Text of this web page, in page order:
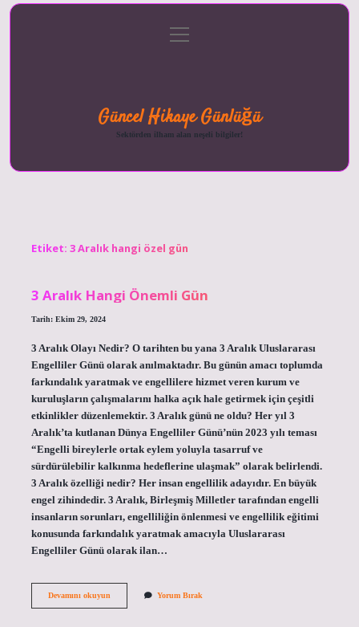
menüyü
aç
Güncel Hikaye Günlüğü
Sektörden ilham alan neşeli bilgiler!
Etiket: 3 Aralık hangi özel gün
3 Aralık Hangi Önemli Gün
Tarih: Ekim 29, 2024
3 Aralık Olayı Nedir? O tarihten bu yana 3 Aralık Uluslararası
Engelliler Günü olarak anılmaktadır. Bu günün amacı toplumda
farkındalık yaratmak ve engellilere hizmet veren kurum ve
kuruluşların çalışmalarını halka açık hale getirmek için çeşitli
etkinlikler düzenlemektir. 3 Aralık günü ne oldu? Her yıl 3
Aralık’ta kutlanan Dünya Engelliler Günü’nün 2023 yılı teması
“Engelli bireylerle ortak eylem yoluyla tasarruf ve
sürdürülebilir kalkınma hedeflerine ulaşmak” olarak belirlendi.
3 Aralık özelliği nedir? Her insan engellilik adayıdır. En büyük
engel zihindedir. 3 Aralık, Birleşmiş Milletler tarafından engelli
insanların sorunları, engelliliğin önlenmesi ve engellilik eğitimi
konusunda farkındalık yaratmak amacıyla Uluslararası
Engelliler Günü olarak ilan…
Devamını okuyun3
Yorum Bırak